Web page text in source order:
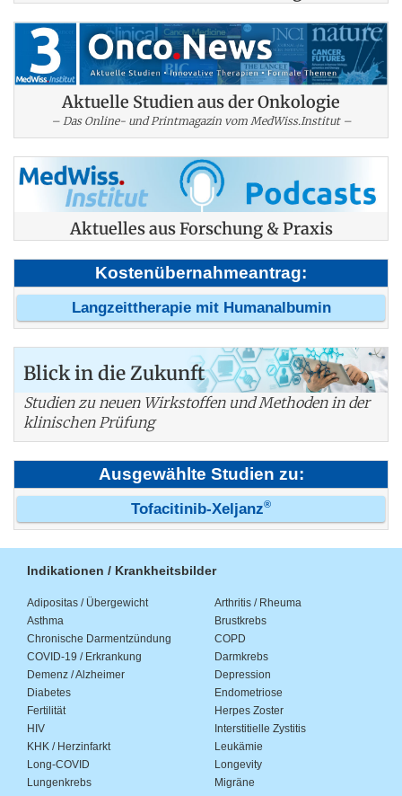
Aktuelle Studien aus der Onkologie
– Das Online- und Printmagazin vom MedWiss.Institut –
Aktuelles aus Forschung & Praxis
Kostenübernahmeantrag:
Langzeittherapie mit Humanalbumin
Blick in die Zukunft
Studien zu neuen Wirkstoffen und Methoden in der
klinischen Prüfung
Ausgewählte Studien zu:
Tofacitinib-Xeljanz®
Indikationen / Krankheitsbilder
Adipositas / Übergewicht
Arthritis / Rheuma
Asthma
Brustkrebs
Chronische Darmentzündung
COPD
COVID-19 / Erkrankung
Darmkrebs
Demenz / Alzheimer
Depression
Diabetes
Endometriose
Fertilität
Herpes Zoster
HIV
Interstitielle Zystitis
KHK / Herzinfarkt
Leukämie
Long-COVID
Longevity
Lungenkrebs
Migräne